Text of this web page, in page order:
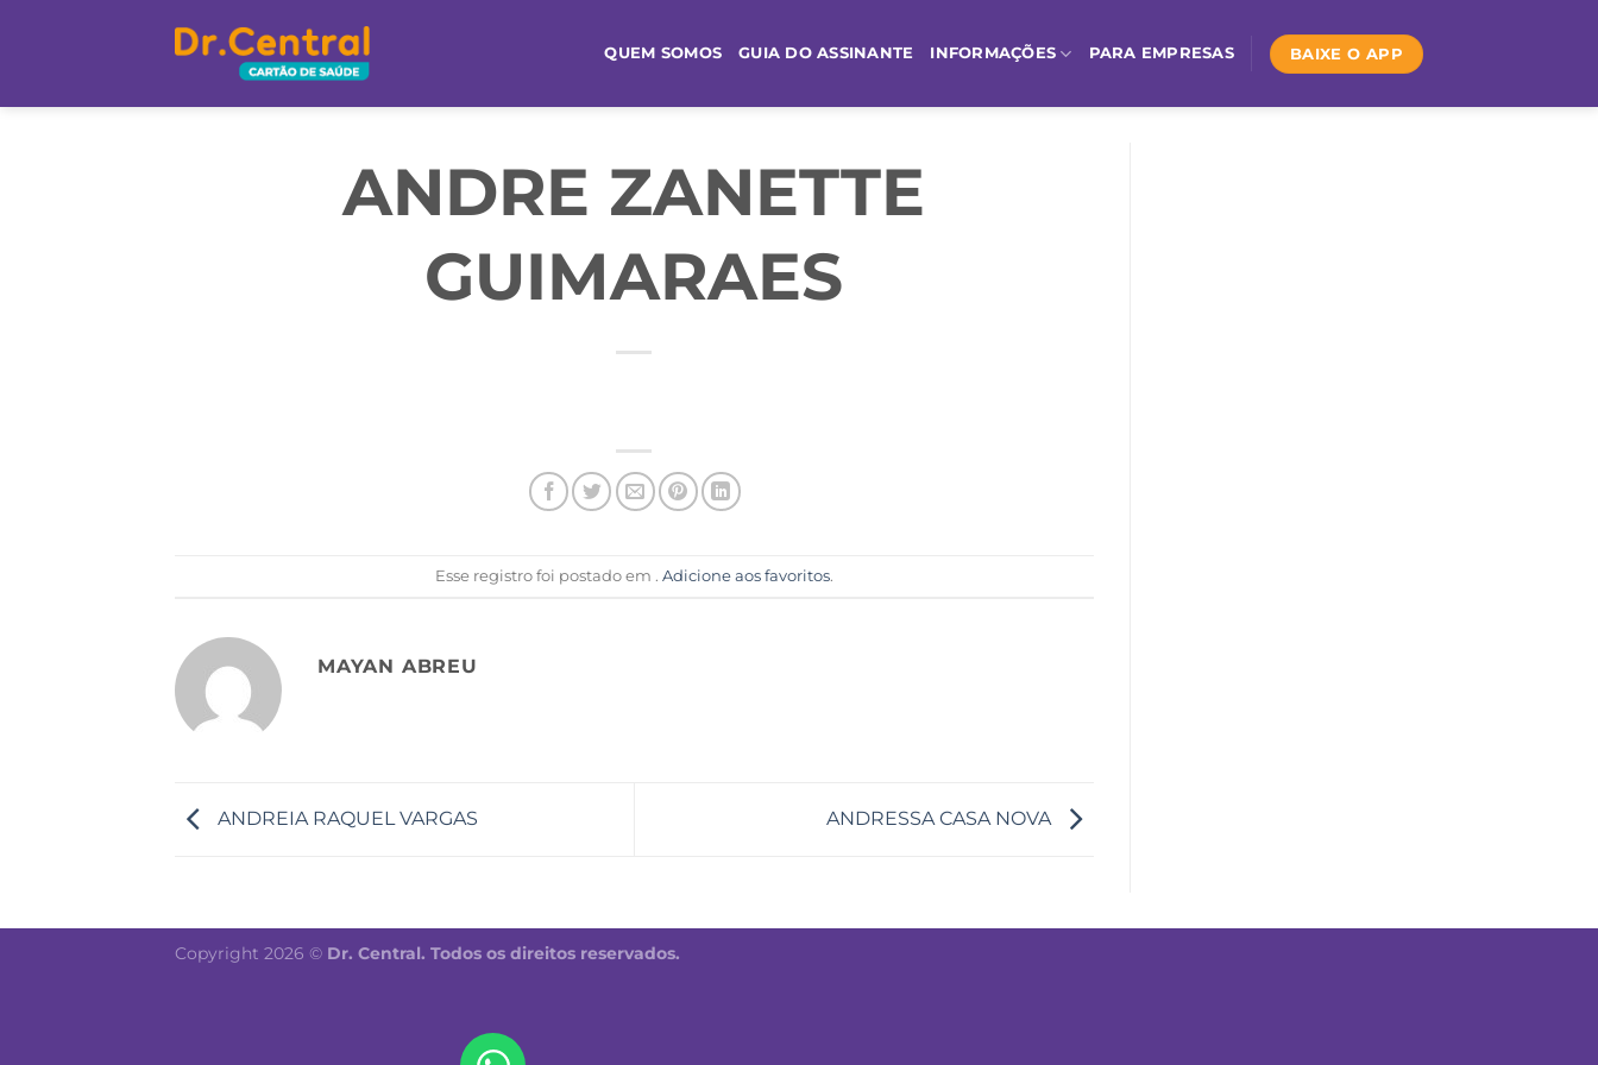
QUEM SOMOS GUIA DO ASSINANTE INFORMAÇÕES PARA EMPRESAS BAIXE O APP
ANDRE ZANETTE
GUIMARAES
Esse registro foi postado em . Adicione aos favoritos.
MAYAN ABREU
ANDREIA RAQUEL VARGAS ANDRESSA CASA NOVA
Copyright 2026 © Dr. Central. Todos os direitos reservados.